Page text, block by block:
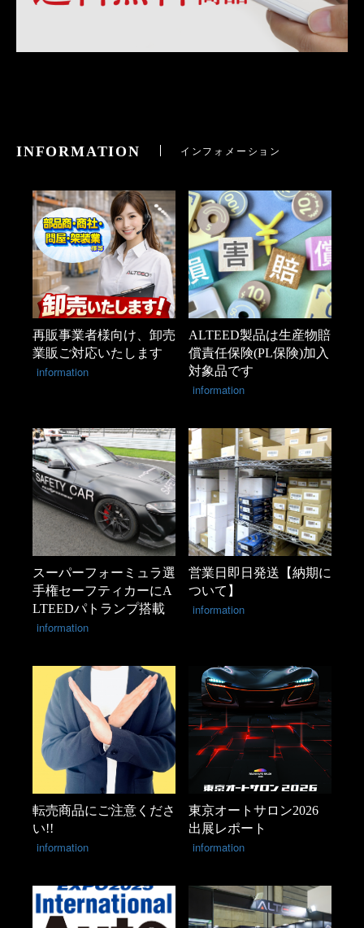
INFORMATION インフォメーション
再販事業者様向け、卸売
業販ご対応いたします
information
ALTEED製品は生産物賠
償責任保険(PL保険)加入
対象品です
information
スーパーフォーミュラ選
手権セーフティカーにA
LTEEDパトランプ搭載
information
営業日即日発送【納期に
ついて】
information
転売商品にご注意くださ
い!!
information
東京オートサロン2026
出展レポート
information